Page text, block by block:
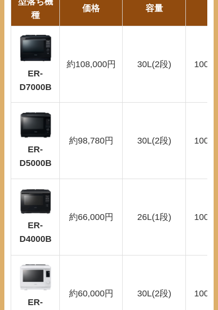
種
価格 容量
ER-
D7000B
約108,000円 30L(2段) 100
ER-
D5000B
約98,780円 30L(2段) 100
ER-
D4000B
約66,000円 26L(1段) 100
ER-
約60,000円 30L(2段) 100